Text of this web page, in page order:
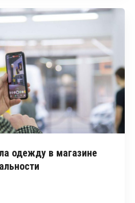
одежду в магазине